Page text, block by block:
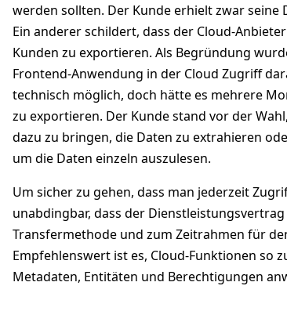
werden sollten. Der Kunde erhielt zwar
Ein anderer schildert, dass der Cloud-
Kunden zu exportieren. Als Begründung
Frontend-Anwendung in der Cloud Zugriff
technisch möglich, doch hätte es mehrere
zu exportieren. Der Kunde stand vor der
dazu zu bringen, die Daten zu extrahieren
um die Daten einzeln auszulesen.
Um sicher zu gehen, dass man jederzeit
unabdingbar, dass der
Transfermethode und zum Zeitrahmen für
Empfehlenswert ist es, Cloud-Funktionen so
Metadaten, Entitäten und Berechtigungen